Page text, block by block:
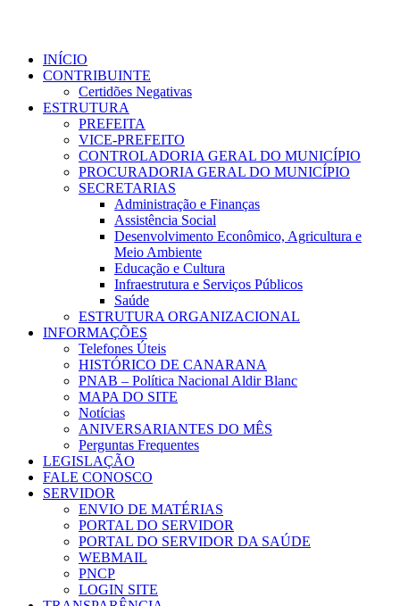
INÍCIO
CONTRIBUINTE
Certidões Negativas
ESTRUTURA
PREFEITA
VICE-PREFEITO
CONTROLADORIA GERAL DO MUNICÍPIO
PROCURADORIA GERAL DO MUNICÍPIO
SECRETARIAS
Administração e Finanças
Assistência Social
Desenvolvimento Econômico, Agricultura e
Meio Ambiente
Educação e Cultura
Infraestrutura e Serviços Públicos
Saúde
ESTRUTURA ORGANIZACIONAL
INFORMAÇÕES
Telefones Úteis
HISTÓRICO DE CANARANA
PNAB – Política Nacional Aldir Blanc
MAPA DO SITE
Notícias
ANIVERSARIANTES DO MÊS
Perguntas Frequentes
LEGISLAÇÃO
FALE CONOSCO
SERVIDOR
ENVIO DE MATÉRIAS
PORTAL DO SERVIDOR
PORTAL DO SERVIDOR DA SAÚDE
WEBMAIL
PNCP
LOGIN SITE